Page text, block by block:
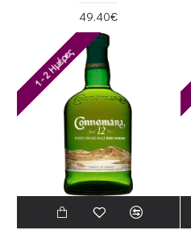
49.40€
1 - 2 Ημέρες